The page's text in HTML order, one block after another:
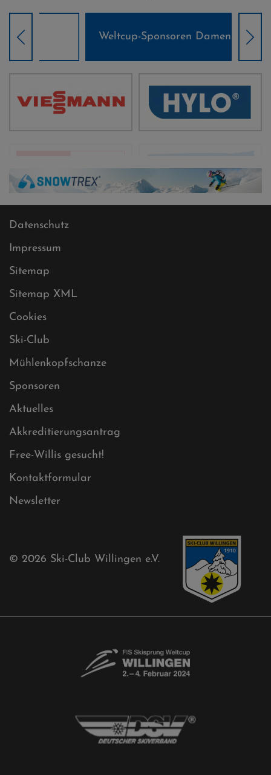
Weltcup-Sponsoren Damen
Datenschutz
Impressum
Sitemap
Sitemap XML
Cookies
Ski-Club
Mühlenkopfschanze
Kontaktformular